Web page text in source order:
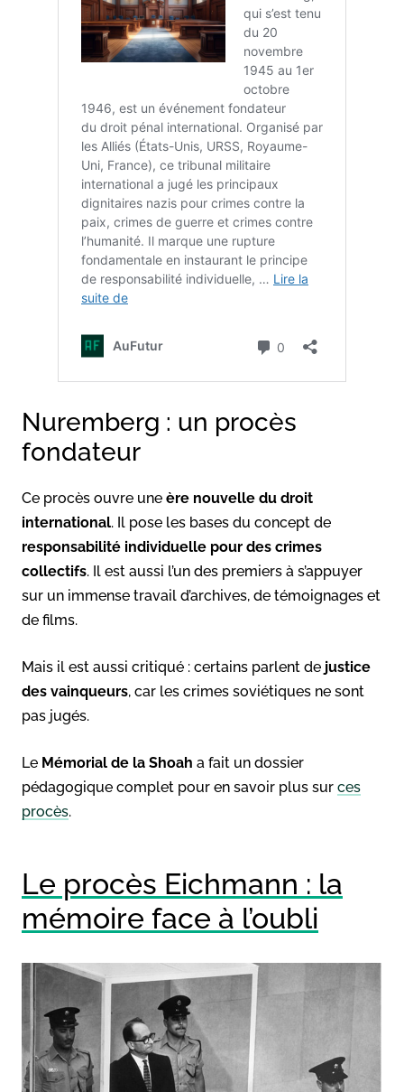
Nuremberg : un procès
fondateur
Ce procès ouvre une ère nouvelle du droit
international. Il pose les bases du concept de
responsabilité individuelle pour des crimes
collectifs. Il est aussi l’un des premiers à s’appuyer
sur un immense travail d’archives, de témoignages et
de films.
Mais il est aussi critiqué : certains parlent de justice
des vainqueurs, car les crimes soviétiques ne sont
pas jugés.
Le Mémorial de la Shoah a fait un dossier
pédagogique complet pour en savoir plus sur ces
procès.
Le procès Eichmann : la
mémoire face à l’oubli